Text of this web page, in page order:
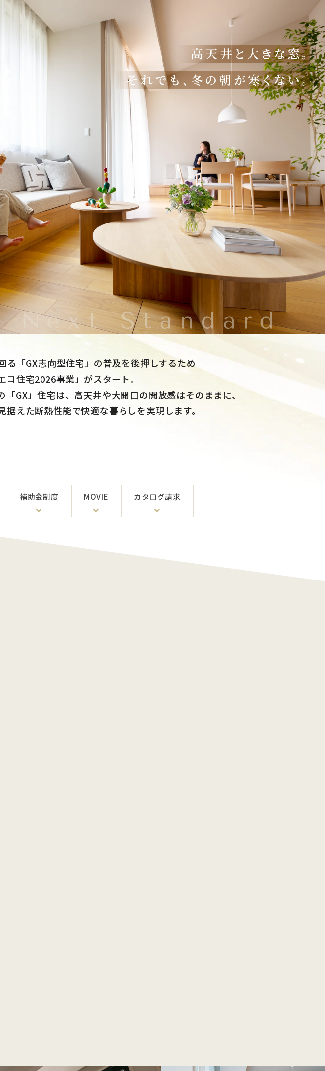
る「GX志向型住宅」の普及を後押しするため
コ住宅2026事業」がスタート。
「GX」住宅は、高天井や大開口の開放感はそのままに、
据えた断熱性能で快適な暮らしを実現します。
補助金制度 MOVIE カタログ請求
い日（1月29日）
※2025年省エネ基準適合仕様（断熱等級4、PVなし）の建物と当社スマートテック
天井高2.4mでは、窓の高さは約2.1mにとどまるのが一般